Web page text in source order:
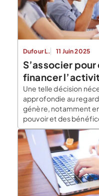
Dufour L. 11 Juin 2025
S’associer
financer
Une telle décision
approfondie au
génère, notamment
pouvoir et des
dirigeant vous expose
l’entrée d’un associé
société et vous liste
[…]